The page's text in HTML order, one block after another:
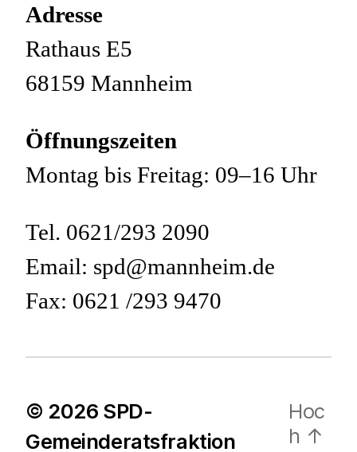
Adresse
Rathaus E5
68159 Mannheim
Öffnungszeiten
Montag bis Freitag: 09–16 Uhr
Tel. 0621/293 2090
Email: spd@mannheim.de
Fax: 0621 /293 9470
© 2026 SPD-
Gemeinderatsfraktion
Hoc
h ↑